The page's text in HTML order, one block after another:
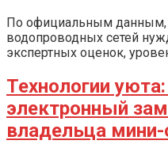
По официальным данным,
водопроводных сетей
экспертных оценок,
Технологии
электронный
владельца мини-